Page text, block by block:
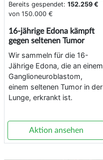
Bereits gespendet: 152.259 €
von 150.000 €
16-jährige Edona kämpft
gegen seltenen Tumor
Wir sammeln für die 16-
Jährige Edona, die an einem
Ganglioneuroblastom,
einem seltenen Tumor in der
Lunge, erkrankt ist.
Aktion ansehen